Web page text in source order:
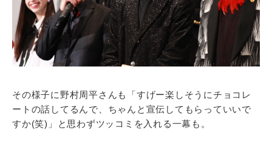
その様子に野村周平さんも「すげー楽しそうにチョコレ
ートの話してるんで、ちゃんと宣伝してもらっていいで
すか(笑)」と思わずツッコミを入れる一幕も。